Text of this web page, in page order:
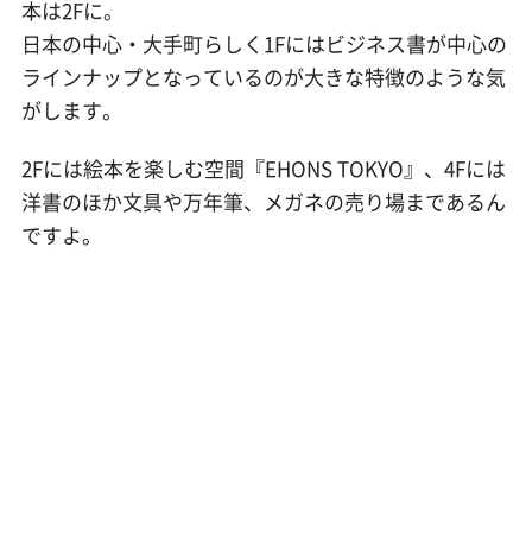
本は2Fに。
日本の中心・大手町らしく1Fにはビジネス書が中心の
ラインナップとなっているのが大きな特徴のような気
がします。
2Fには絵本を楽しむ空間『EHONS TOKYO』、4Fには
洋書のほか文具や万年筆、メガネの売り場まであるん
ですよ。